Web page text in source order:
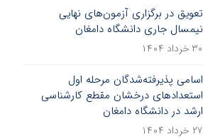
تعویق در برگزاری آزمون‌های نهایی
نیمسال جاری دانشگاه دامغان
۳۰ خرداد ۱۴۰۴
اسامی پذیرفته‌شدگان مرحله اول
استعدادهای درخشان مقطع کارشناسی
ارشد در دانشگاه دامغان
۲۷ خرداد ۱۴۰۴